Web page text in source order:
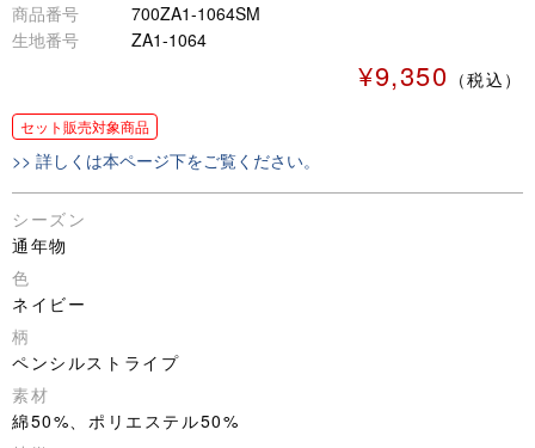
商品番号
700ZA1-1064SM
生地番号
ZA1-1064
¥9,350 （税込）
セット販売対象商品
>> 詳しくは本ページ下をご覧ください。
シーズン
通年物
色
ネイビー
柄
ペンシルストライプ
素材
綿50%、ポリエステル50%